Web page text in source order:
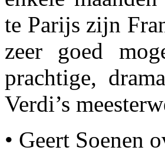
te Parijs zijn
zeer goed
prachtige,
Verdi’s
• Geert Soenen